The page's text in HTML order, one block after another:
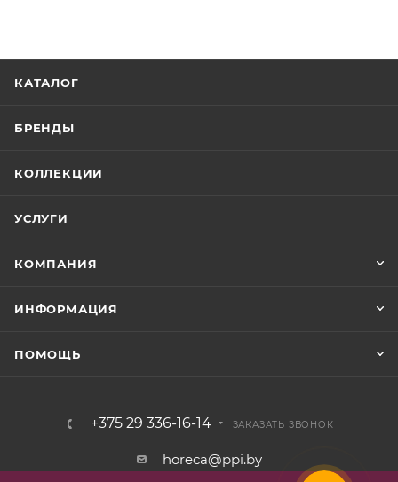
КАТАЛОГ
БРЕНДЫ
КОЛЛЕКЦИИ
УСЛУГИ
КОМПАНИЯ
ИНФОРМАЦИЯ
ПОМОЩЬ
+375 29 336-16-14 ЗАКАЗАТЬ ЗВОНОК
horeca@ppi.by